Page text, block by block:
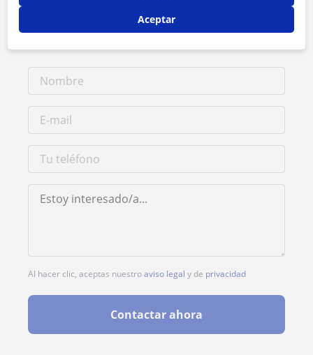
1ª clase gratis
Al hacer clic, aceptas nuestroaviso legal y de privacidad
Contactar ahora
Aceptar